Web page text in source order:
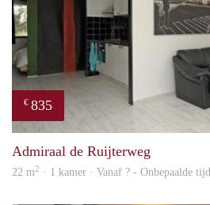
€ 835
Admiraal de Ruijterweg
22 m2 · 1 kamer · Vanaf ? - Onbepaalde tijd